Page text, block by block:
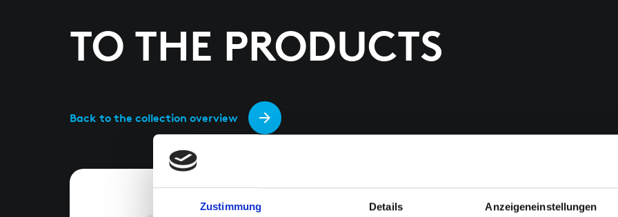
Zustimmung Details Anzeigeneinstellungen
TO THE PRODUCTS
Back to the collection overview